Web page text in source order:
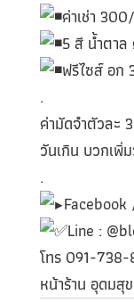
ค่าเช่า
5 สี น้ำตาล
ฟรีไซส์ อก
.
ค่ามัดจำตัวละ
วันเกิน บวกเพิ่
.
Line :
โทร 091-
หน้าร้าน อุดมสุ